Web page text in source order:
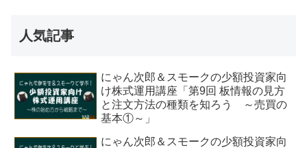
人気記事
にゃん次郎＆スモークの少額投資家向
け株式運用講座「第9回 板情報の見方
と注文方法の種類を知ろう ～売買の
基本①～」
にゃん次郎＆スモークの少額投資家向